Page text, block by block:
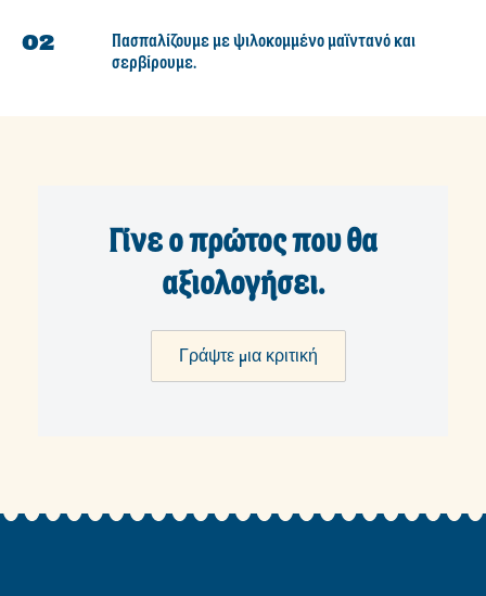
Πασπαλίζουμε με ψιλοκομμένο μαϊντανό και
σερβίρουμε.
Γίνε ο πρώτος που θα
αξιολογήσει.
Γράψτε μια κριτική